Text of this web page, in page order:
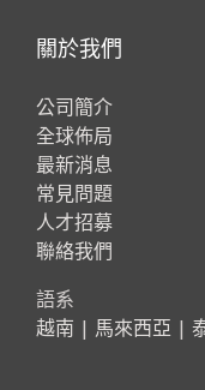
關於我們
公司簡介
全球佈局
最新消息
常見問題
人才招募
聯絡我們
語系
越南 | 馬來西亞 |